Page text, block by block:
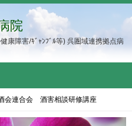
院
康障害/ｷﾞｬﾝﾌﾞﾙ等) 呉圏域連携拠点病
会連合会 酒害相談研修講座